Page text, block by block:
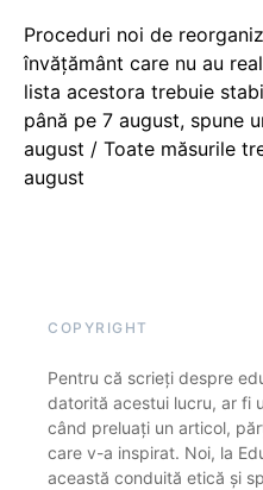
Proceduri noi de
învățământ care nu au
lista acestora trebuie
până pe 7 august, spune
august / Toate măsurile
august
COPYRIGHT
Pentru că scrieți despre
datorită acestui lucru, ar fi
când preluați un articol,
care v-a inspirat. Noi, la
această conduită etică și